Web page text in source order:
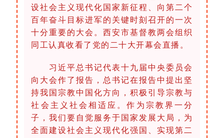
设社会主义现代化国家新征程、向第二个
百年奋斗目标进军的关键时刻召开的一次
十分重要的大会。西安市基督教两会组织
同工认真收看了党的二十大开幕会直播。
习近平总书记代表十九届中央委员会
向大会作了报告，总书记在报告中提出坚
持我国宗教中国化方向，积极引导宗教与
社会主义社会相适应。作为宗教界一分
子，我们要自觉服务于国家发展大局，为
全面建设社会主义现代化强国、实现第二